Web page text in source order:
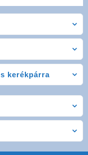
kerékpárra